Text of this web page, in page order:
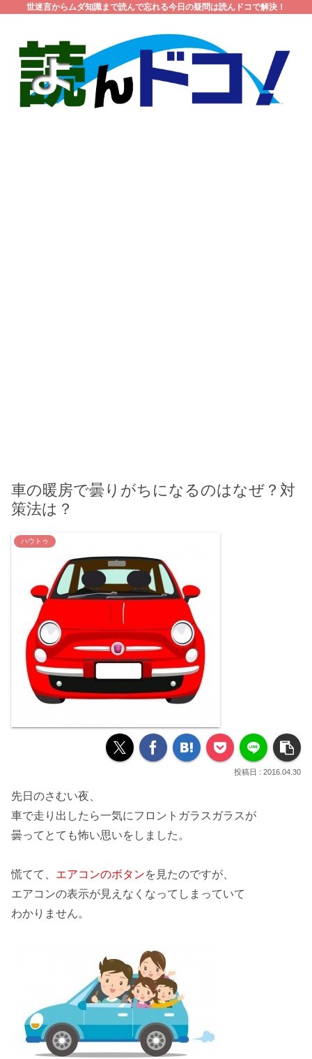
世迷言からムダ知識まで読んで忘れる今日の疑問は読んドコで解決！
車の暖房で曇りがちになるのはなぜ？対
策法は？
ハウトゥ
2016.04.30
先日のさむい夜、
車で走り出したら一気にフロントガラスガラス が
曇ってとても怖い思いをしました。
慌てて、 エアコンのボタンを見たのですが、
エアコンの表示が見えなくなってしまっていて
わかりません。